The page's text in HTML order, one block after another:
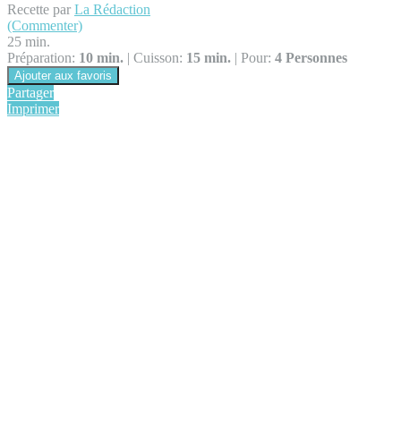
Recette par La Rédaction
(Commenter)
25 min.
Préparation: 10 min. | Cuisson: 15 min. | Pour: 4 Personnes
Ajouter aux favoris
Partager
Imprimer